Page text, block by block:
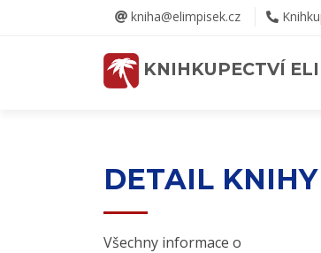
kniha@elimpisek.cz
KNIHKUPECTVÍ
DETAIL KNIHY
Všechny informace o